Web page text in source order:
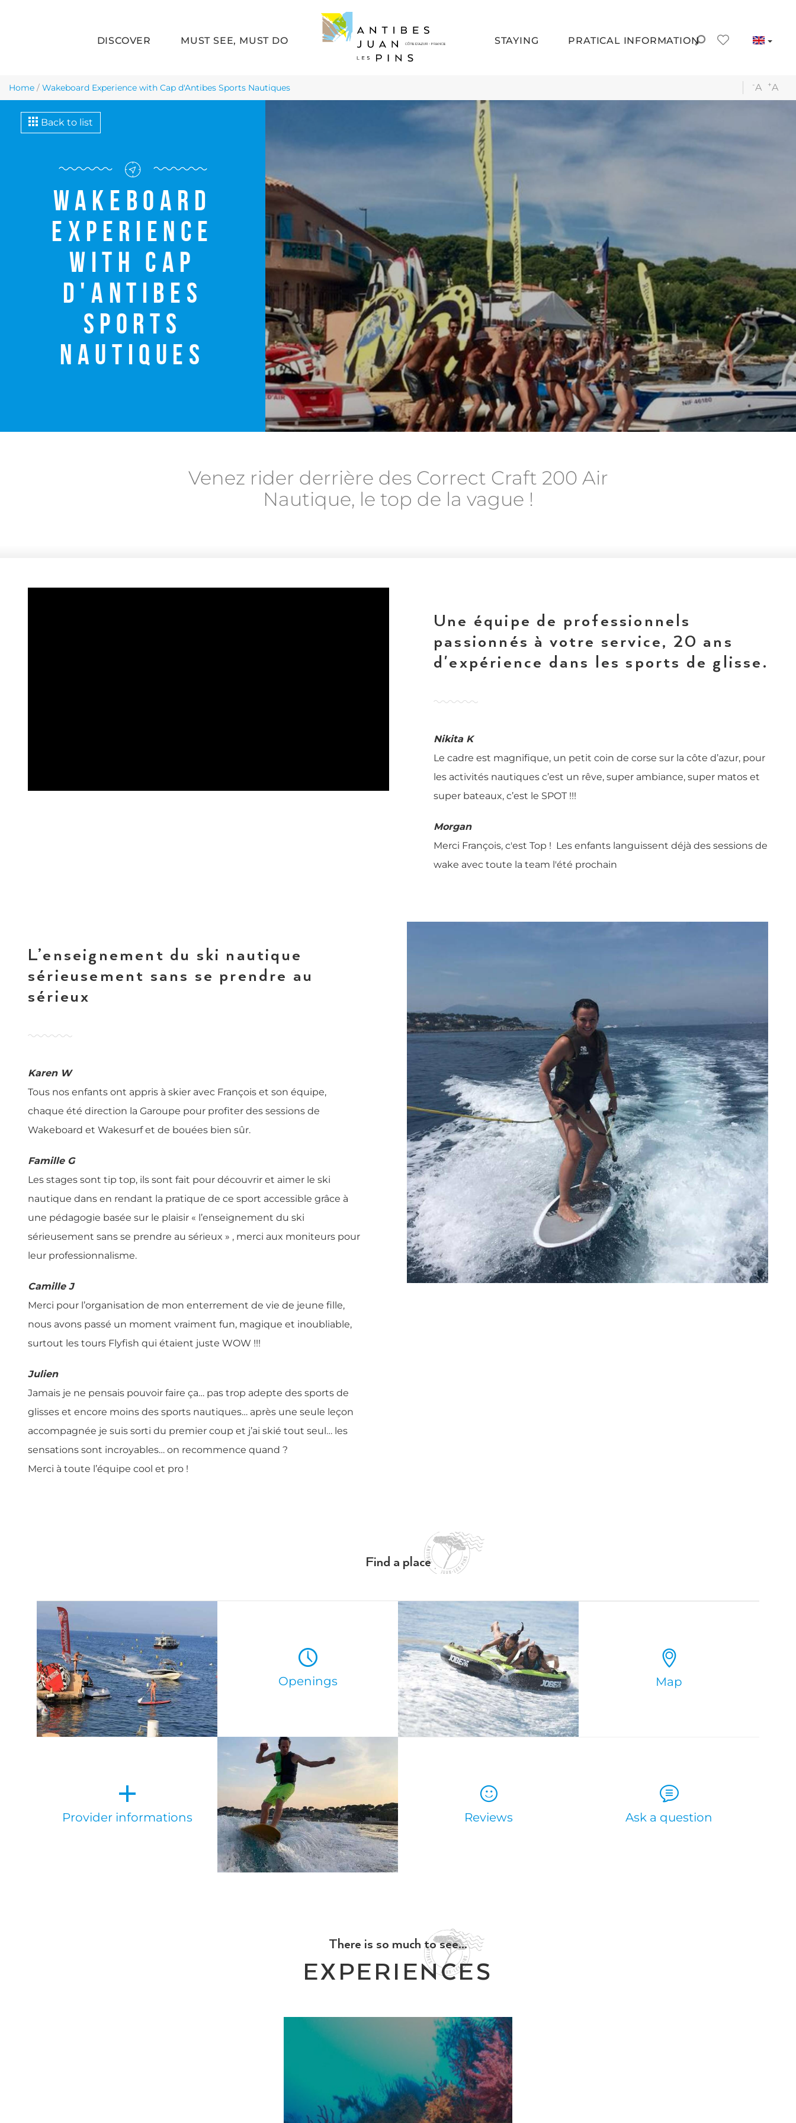
Skip to main content
DISCOVER MUST SEE, MUST DO STAYING PRATICAL INFORMATION
Home / Wakeboard Experience with Cap d'Antibes Sports Nautiques -A +A
Back to list
Wakeboard
Experience
with Cap
d'Antibes
Sports
Nautiques
Venez rider derrière des Correct Craft 200 Air
Nautique, le top de la vague !
Une équipe de professionnels
passionnés à votre service, 20 ans
d'expérience dans les sports de glisse.
Nikita K
Le cadre est magnifique, un petit coin de corse sur la côte d’azur, pour
les activités nautiques c’est un rêve, super ambiance, super matos et
super bateaux, c’est le SPOT !!!
Morgan
Merci François, c'est Top ! Les enfants languissent déjà des sessions de
wake avec toute la team l'été prochain
L’enseignement du ski nautique
sérieusement sans se prendre au
sérieux
Karen W
Tous nos enfants ont appris à skier avec François et son équipe,
chaque été direction la Garoupe pour profiter des sessions de
Wakeboard et Wakesurf et de bouées bien sûr.
Famille G
Les stages sont tip top, ils sont fait pour découvrir et aimer le ski
nautique dans en rendant la pratique de ce sport accessible grâce à
une pédagogie basée sur le plaisir « l’enseignement du ski
sérieusement sans se prendre au sérieux » , merci aux moniteurs pour
leur professionnalisme.
Camille J
Merci pour l’organisation de mon enterrement de vie de jeune fille,
nous avons passé un moment vraiment fun, magique et inoubliable,
surtout les tours Flyfish qui étaient juste WOW !!!
Julien
Jamais je ne pensais pouvoir faire ça… pas trop adepte des sports de
glisses et encore moins des sports nautiques… après une seule leçon
accompagnée je suis sorti du premier coup et j’ai skié tout seul… les
sensations sont incroyables… on recommence quand ?
Merci à toute l’équipe cool et pro !
Find a place
Openings Map
Provider informations Reviews Ask a question
There is so much to see...
EXPERIENCES